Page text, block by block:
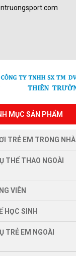
MỤC SẢN PHẨM
TRẺ EM TRONG NHÀ
THỂ THAO NGOÀI
VIÊN
HỌC SINH
TRẺ EM NGOÀI